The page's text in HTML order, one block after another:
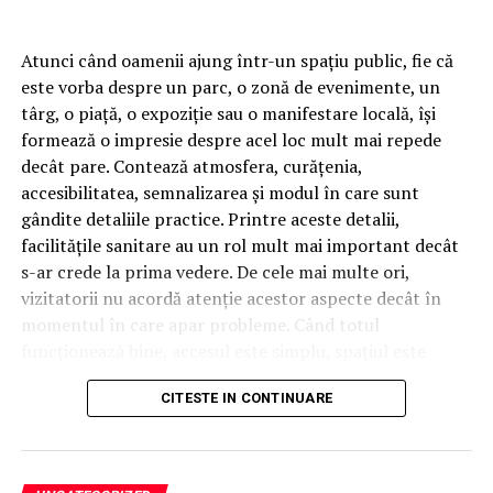
Experiență dedicată unei singure mărci
Deschiderea service-ului din Sibiu vine într-un moment
în care cererea pentru servicii auto specializate,
transparente și realizate cu echipamente performante
este în continuă creștere. bForce își păstrează aceeași
direcție care a definit activitatea companiei încă de la
început: concentrarea pe un singur brand și dezvoltarea
Servicii specializate și echipamente performante
În noua locație, clienții vor avea acces la servicii de
mentenanță, diagnoză, reparații mecanice, curățare și
Atunci când oamenii ajung într-un spațiu public, fie că
este vorba despre un parc, o zonă de evenimente, un
târg, o piață, o expoziție sau o manifestare locală, își
formează o impresie despre acel loc mult mai repede
decât pare. Contează atmosfera, curățenia,
accesibilitatea, semnalizarea și modul în care sunt
gândite detaliile practice. Printre aceste detalii,
facilitățile sanitare au un rol mult mai important decât
s-ar crede la prima vedere. De cele mai multe ori,
vizitatorii nu acordă atenție acestor aspecte decât în
momentul în care apar probleme. Când totul
curat, iar experiența generală rămâne una firească. În
schimb, atunci când lipsesc condițiile minime de
schimba rapid. Tocmai de aceea, într-un spațiu public
bine organizat, zona sanitară nu este doar o
CITESTE IN CONTINUARE